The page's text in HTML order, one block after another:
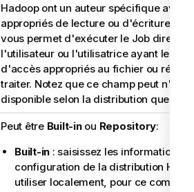
Hadoop ont un auteur spécifique avec
appropriés de lecture ou d'écriture, ce
vous permet d'exécuter le Job
l'utilisateur ou l'utilisatrice ayant les
d'accès appropriés au fichier ou
traiter. Notez que ce champ peut n'être
disponible selon la distribution que
Peut être Built-inou Repository:
Built-in : saisissez les informations
configuration de la distribution
utiliser localement, pour ce